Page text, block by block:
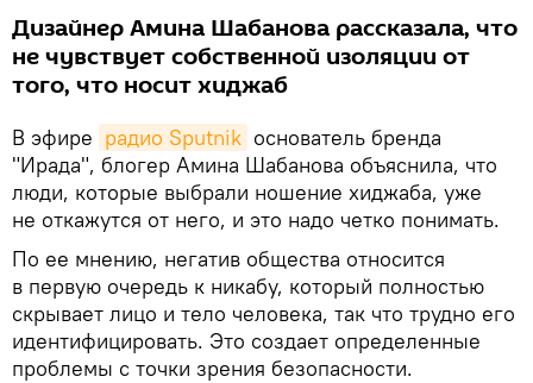
Дизайнер Амина Шабанова рассказала, что
не чувствует собственной изоляции от
того, что носит хиджаб
В эфире радио Sputnik основатель бренда
"Ирада", блогер Амина Шабанова объяснила, что
люди, которые выбрали ношение хиджаба, уже
не откажутся от него, и это надо четко понимать.
По ее мнению, негатив общества относится
в первую очередь к никабу, который полностью
скрывает лицо и тело человека, так что трудно его
идентифицировать. Это создает определенные
проблемы с точки зрения безопасности.